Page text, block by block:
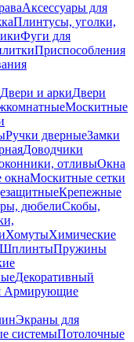
Аксессуары для
Плинтусы, уголки,
Фуги для
Приспособления
Двери и аркиДвери
Москитные
Ручки дверныеЗамки
Доводчики
отливыОкна
окнаМоскитные сетки
Крепежные
дюбелиСкобы,
ХомутыХимические
ШплинтыПружины
Декоративный
Армирующие
Экраны для
системыПотолочные